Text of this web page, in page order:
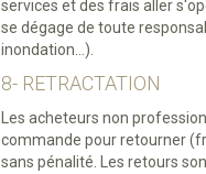
services et des frais aller
se dégage de toute
inondation...).
8- RETRACTATION
Les acheteurs non
commande pour retourner
sans pénalité. Les retours